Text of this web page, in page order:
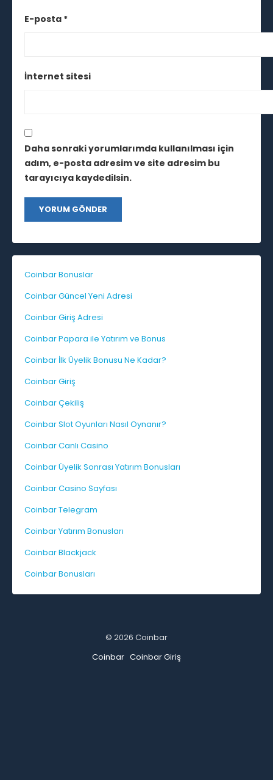
E-posta *
İnternet sitesi
Daha sonraki yorumlarımda kullanılması için
adım, e-posta adresim ve site adresim bu
tarayıcıya kaydedilsin.
Coinbar Bonuslar
Coinbar Güncel Yeni Adresi
Coinbar Giriş Adresi
Coinbar Papara ile Yatırım ve Bonus
Coinbar İlk Üyelik Bonusu Ne Kadar?
Coinbar Giriş
Coinbar Çekiliş
Coinbar Slot Oyunları Nasıl Oynanır?
Coinbar Canlı Casino
Coinbar Üyelik Sonrası Yatırım Bonusları
Coinbar Casino Sayfası
Coinbar Telegram
Coinbar Yatırım Bonusları
Coinbar Blackjack
Coinbar Bonusları
© 2026 Coinbar
Coinbar Coinbar Giriş